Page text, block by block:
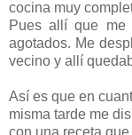
cocina muy
Pues allí que me
agotados. Me
vecino y allí
Así es que en
misma tarde me